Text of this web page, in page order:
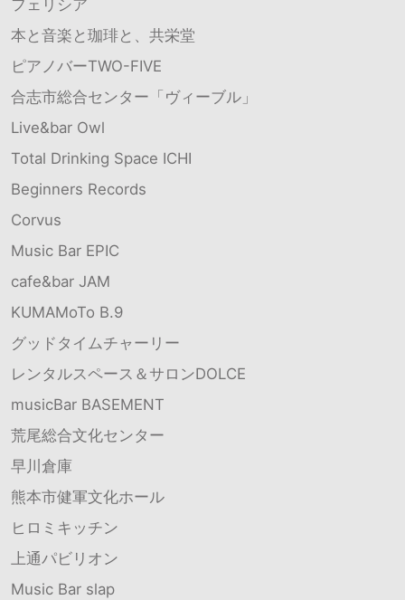
フェリシア
本と音楽と珈琲と、共栄堂
ピアノバーTWO-FIVE
合志市総合センター「ヴィーブル」
Live&bar Owl
Total Drinking Space ICHI
Beginners Records
Corvus
Music Bar EPIC
cafe&bar JAM
KUMAMoTo B.9
グッドタイムチャーリー
レンタルスペース＆サロンDOLCE
musicBar BASEMENT
荒尾総合文化センター
早川倉庫
熊本市健軍文化ホール
ヒロミキッチン
上通パビリオン
Music Bar slap